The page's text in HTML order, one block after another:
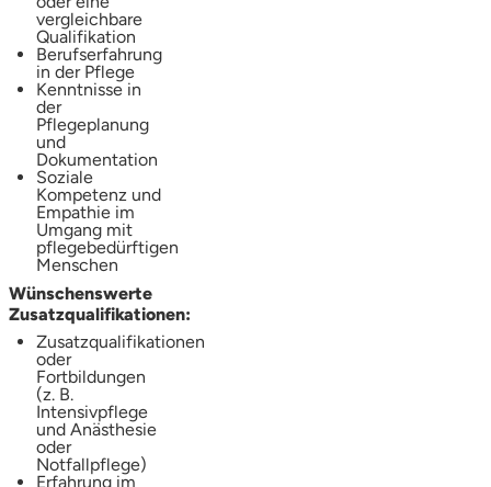
vergleichbare
Qualifikation
Berufserfahrung
in der Pflege
Kenntnisse in
der
Pflegeplanung
und
Dokumentation
Soziale
Kompetenz und
Empathie im
Umgang mit
pflegebedürftigen
Menschen
Wünschenswerte
Zusatzqualifikationen:
Zusatzqualifikationen
oder
Fortbildungen
(z. B.
Intensivpflege
und Anästhesie
oder
Notfallpflege)
Erfahrung im